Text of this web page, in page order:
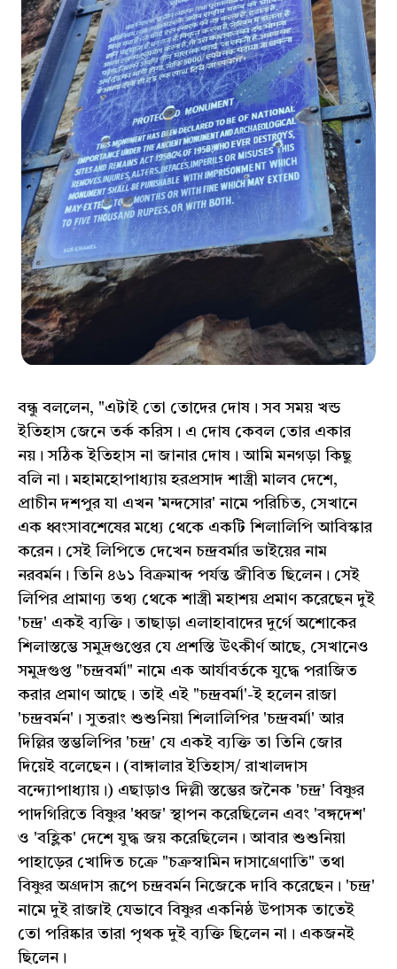
বন্ধু বললেন, "এটাই তো তোদের দোষ। সব সময় খন্ড
ইতিহাস জেনে তর্ক করিস। এ দোষ কেবল তোর একার
নয়। সঠিক ইতিহাস না জানার দোষ। আমি মনগড়া কিছু
বলি না। মহামহোপাধ্যায় হরপ্রসাদ শাস্ত্রী মালব দেশে,
প্রাচীন দশপুর যা এখন 'মন্দসোর' নামে পরিচিত, সেখানে
এক ধ্বংসাবশেষের মধ্যে থেকে একটি শিলালিপি আবিস্কার
করেন। সেই লিপিতে দেখেন চন্দ্রবর্মার ভাইয়ের নাম
নরবর্মন। তিনি ৪৬১ বিক্রমাব্দ পর্যন্ত জীবিত ছিলেন। সেই
লিপির প্রামাণ্য তথ্য থেকে শাস্ত্রী মহাশয় প্রমাণ করেছেন দুই
'চন্দ্র' একই ব্যক্তি। তাছাড়া এলাহাবাদের দুর্গে অশোকের
শিলাস্তম্ভে সমুদ্রগুপ্তের যে প্রশস্তি উৎকীর্ণ আছে, সেখানেও
সমুদ্রগুপ্ত "চন্দ্রবর্মা" নামে এক আর্যাবর্তকে যুদ্ধে পরাজিত
করার প্রমাণ আছে। তাই এই "চন্দ্রবর্মা'-ই হলেন রাজা
'চন্দ্রবর্মন'। সুতরাং শুশুনিয়া শিলালিপির 'চন্দ্রবর্মা' আর
দিল্লির স্তম্ভলিপির 'চন্দ্র' যে একই ব্যক্তি তা তিনি জোর
দিয়েই বলেছেন। (বাঙ্গালার ইতিহাস/ রাখালদাস
বন্দ্যোপাধ্যায়।) এছাড়াও দিল্লী স্তম্ভের জনৈক 'চন্দ্র' বিষ্ণুর
পাদগিরিতে বিষ্ণুর 'ধ্বজ' স্থাপন করেছিলেন এবং 'বঙ্গদেশ'
ও 'বহ্লিক' দেশে যুদ্ধ জয় করেছিলেন। আবার শুশুনিয়া
পাহাড়ের খোদিত চক্রে "চক্রস্বামিন দাসাগ্রেণাতি" তথা
বিষ্ণুর অগ্রদাস রূপে চন্দ্রবর্মন নিজেকে দাবি করেছেন। 'চন্দ্র'
নামে দুই রাজাই যেভাবে বিষ্ণুর একনিষ্ঠ উপাসক তাতেই
তো পরিষ্কার তারা পৃথক দুই ব্যক্তি ছিলেন না। একজনই
ছিলেন।